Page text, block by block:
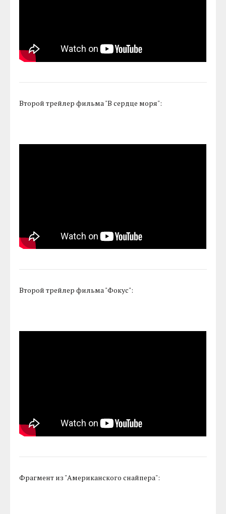
Второй трейлер фильма "В сердце моря":
Второй трейлер фильма "Фокус":
Фрагмент из "Американского снайпера":